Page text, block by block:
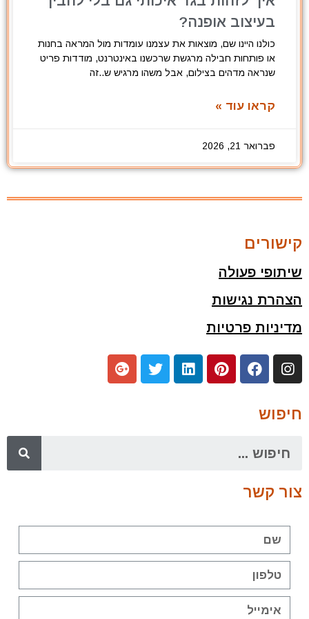
בעיצוב אופנה?
כולנו היינו שם, מוצאות את עצמנו עומדות מול המראה בחנות
או פותחות חבילה מרגשת שרכשנו באינטרנט, מודדות פריט
שנראה מדהים בצילום, אבל משהו מרגיש ש..זה
קראו עוד »
פברואר 21, 2026
קישורים
שיתופי פעולה
הצהרת נגישות
מדיניות פרטיות
חיפוש
צור קשר